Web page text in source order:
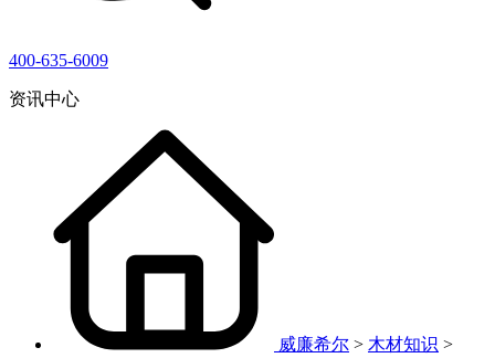
400-635-6009
资讯中心
威廉希尔 > 木材知识 >